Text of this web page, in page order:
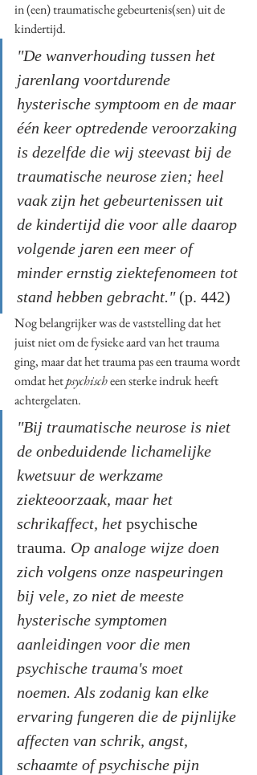
in (een) traumatische gebeurtenis(sen) uit de
kindertijd.
"De wanverhouding tussen het
jarenlang voortdurende
hysterische symptoom en de maar
één keer optredende veroorzaking
is dezelfde die wij steevast bij de
traumatische neurose zien; heel
vaak zijn het gebeurtenissen uit
de kindertijd die voor alle daarop
volgende jaren een meer of
minder ernstig ziektefenomeen tot
stand hebben gebracht." (p. 442)
Nog belangrijker was de vaststelling dat het
juist niet om de fysieke aard van het trauma
ging, maar dat het trauma pas een trauma wordt
omdat het psychisch een sterke indruk heeft
achtergelaten.
"Bij traumatische neurose is niet
de onbeduidende lichamelijke
kwetsuur de werkzame
ziekteoorzaak, maar het
schrikaffect, het psychische
trauma. Op analoge wijze doen
zich volgens onze naspeuringen
bij vele, zo niet de meeste
hysterische symptomen
aanleidingen voor die men
psychische trauma's moet
noemen. Als zodanig kan elke
ervaring fungeren die de pijnlijke
affecten van schrik, angst,
schaamte of psychische pijn